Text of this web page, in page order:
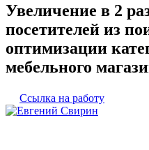
Увеличение в 2
посетителей из
оптимизации
мебельного
Ссылка на работу